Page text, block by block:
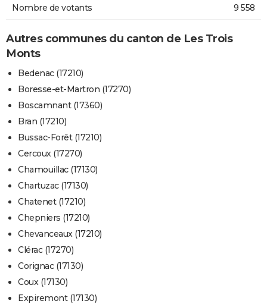
Nombre de votants 9 558
Autres communes du canton de Les Trois
Monts
Bedenac (17210)
Boresse-et-Martron (17270)
Boscamnant (17360)
Bran (17210)
Bussac-Forêt (17210)
Cercoux (17270)
Chamouillac (17130)
Chartuzac (17130)
Chatenet (17210)
Chepniers (17210)
Chevanceaux (17210)
Clérac (17270)
Corignac (17130)
Coux (17130)
Expiremont (17130)